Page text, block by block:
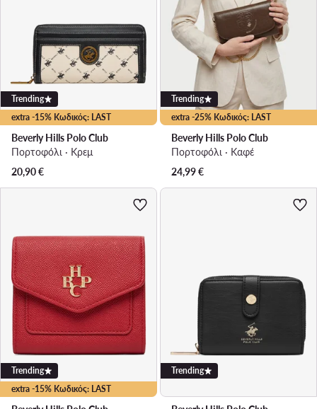
extra -15% Κωδικός: LAST
Trending
Beverly Hills Polo Club
Πορτοφόλι · Κρεμ
20,90€
extra -25% Κωδικός: LAST
Trending
Beverly Hills Polo Club
Πορτοφόλι · Καφέ
24,99€
extra -15% Κωδικός: LAST
Trending Trending